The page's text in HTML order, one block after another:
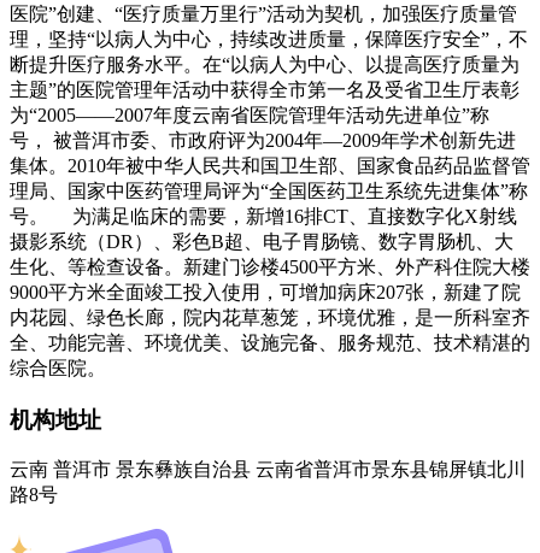
医院”创建、“医疗质量万里行”活动为契机，加强医疗质量管
理，坚持“以病人为中心，持续改进质量，保障医疗安全”，不
断提升医疗服务水平。在“以病人为中心、以提高医疗质量为
主题”的医院管理年活动中获得全市第一名及受省卫生厅表彰
为“2005——2007年度云南省医院管理年活动先进单位”称
号， 被普洱市委、市政府评为2004年—2009年学术创新先进
集体。2010年被中华人民共和国卫生部、国家食品药品监督管
理局、国家中医药管理局评为“全国医药卫生系统先进集体”称
号。 为满足临床的需要，新增16排CT、直接数字化X射线
摄影系统（DR）、彩色B超、电子胃肠镜、数字胃肠机、大
生化、等检查设备。新建门诊楼4500平方米、外产科住院大楼
9000平方米全面竣工投入使用，可增加病床207张，新建了院
内花园、绿色长廊，院内花草葱笼，环境优雅，是一所科室齐
全、功能完善、环境优美、设施完备、服务规范、技术精湛的
综合医院。
机构地址
云南 普洱市 景东彝族自治县 云南省普洱市景东县锦屏镇北川
路8号